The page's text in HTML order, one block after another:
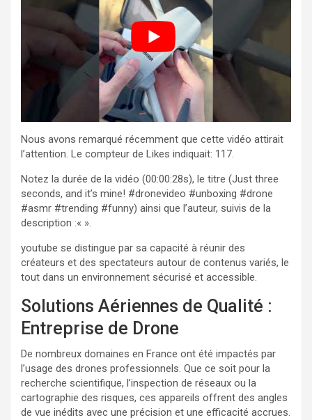
Nous avons remarqué récemment que cette vidéo attirait
l’attention. Le compteur de Likes indiquait: 117.
Notez la durée de la vidéo (00:00:28s), le titre (Just three
seconds, and it’s mine! #dronevideo #unboxing #drone
#asmr #trending #funny) ainsi que l’auteur, suivis de la
description :« ».
youtube se distingue par sa capacité à réunir des
créateurs et des spectateurs autour de contenus variés, le
tout dans un environnement sécurisé et accessible.
Solutions Aériennes de Qualité :
Entreprise de Drone
De nombreux domaines en France ont été impactés par
l’usage des drones professionnels. Que ce soit pour la
recherche scientifique, l’inspection de réseaux ou la
cartographie des risques, ces appareils offrent des angles
de vue inédits avec une précision et une efficacité accrues.